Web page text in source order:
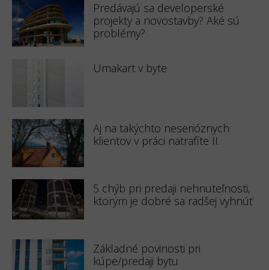
Predávajú sa developerské
projekty a novostavby? Aké sú
problémy?
Umakart v byte
Aj na takýchto neserióznych
klientov v práci natrafíte II.
5 chýb pri predaji nehnuteľnosti,
ktorým je dobré sa radšej vyhnúť
Základné povinosti pri
kúpe/predaji bytu